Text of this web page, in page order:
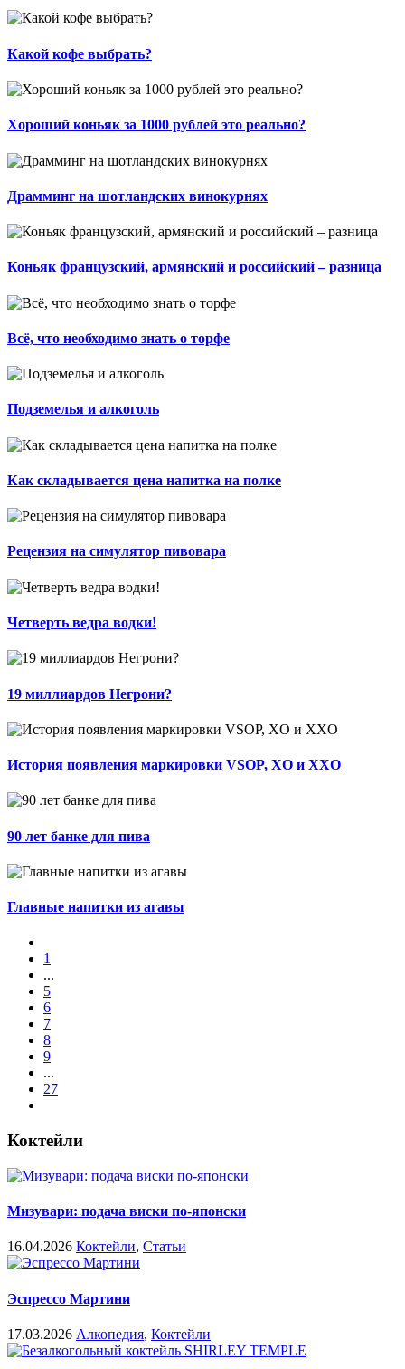
Какой кофе выбрать?
Хороший коньяк за 1000 рублей это реально?
Драмминг на шотландских винокурнях
Коньяк французский, армянский и российский – разница
​​Всё, что необходимо знать о торфе
Подземелья и алкоголь
​​Как складывается цена напитка на полке
Рецензия на симулятор пивовара
​​Четверть ведра водки!
19 миллиардов Негрони?
История появления маркировки VSOP, XO и XXO
90 лет банке для пива
Главные напитки из агавы
1
...
5
6
7
8
9
...
27
Коктейли
Мизувари: подача виски по-японски
16.04.2026 Коктейли, Статьи
Эспрессо Мартини
17.03.2026 Алкопедия, Коктейли